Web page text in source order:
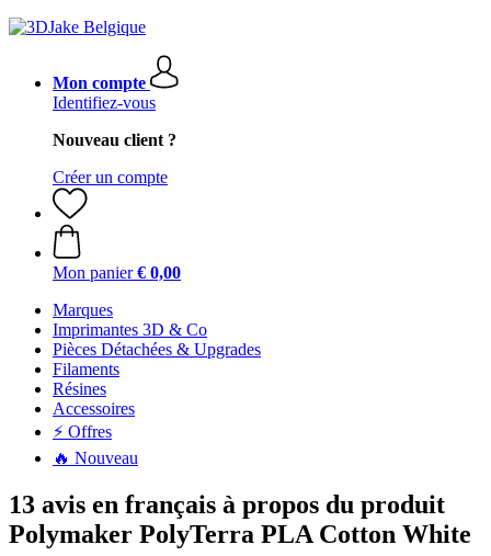
Mon compte
Identifiez-vous
Nouveau client ?
Créer un compte
Mon panier € 0,00
Marques
Imprimantes 3D & Co
Pièces Détachées & Upgrades
Filaments
Résines
Accessoires
⚡ Offres
🔥 Nouveau
13 avis en français à propos du produit
Polymaker PolyTerra PLA Cotton White